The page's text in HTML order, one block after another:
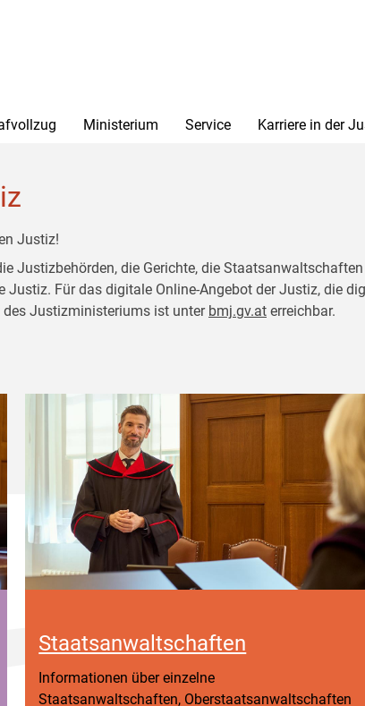
Ministerium Service Karriere in der
Justiz!
Justizbehörden, die Gerichte, die
Für das digitale Online-Angebot der Justiz, die
des Justizministeriums ist unter bmj.gv.at erreichbar.
Staatsanwaltschaften
Informationen über einzelne
Staatsanwaltschaften, Oberstaatsanwaltschaften